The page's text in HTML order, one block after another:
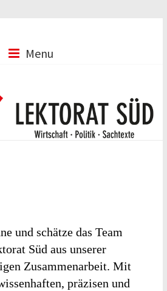
Menu
und schätze das Team
Süd aus unserer
Zusammenarbeit. Mit
präzisen und